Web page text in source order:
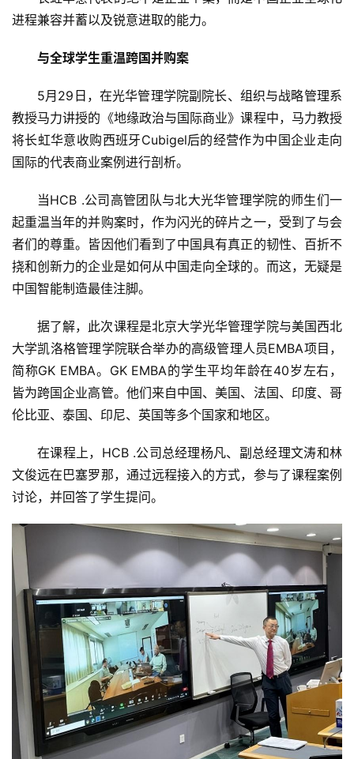
进程兼容并蓄以及锐意进取的能力。
与全球学生重温跨国并购案
5月29日，在光华管理学院副院长、组织与战略管理系
教授马力讲授的《地缘政治与国际商业》课程中，马力教授
将长虹华意收购西班牙Cubigel后的经营作为中国企业走向
国际的代表商业案例进行剖析。
当HCB .公司高管团队与北大光华管理学院的师生们一
起重温当年的并购案时，作为闪光的碎片之一，受到了与会
者们的尊重。皆因他们看到了中国具有真正的韧性、百折不
挠和创新力的企业是如何从中国走向全球的。而这，无疑是
中国智能制造最佳注脚。
据了解，此次课程是北京大学光华管理学院与美国西北
大学凯洛格管理学院联合举办的高级管理人员EMBA项目，
简称GK EMBA。GK EMBA的学生平均年龄在40岁左右，
皆为跨国企业高管。他们来自中国、美国、法国、印度、哥
伦比亚、泰国、印尼、英国等多个国家和地区。
在课程上，HCB .公司总经理杨凡、副总经理文涛和林
文俊远在巴塞罗那，通过远程接入的方式，参与了课程案例
讨论，并回答了学生提问。